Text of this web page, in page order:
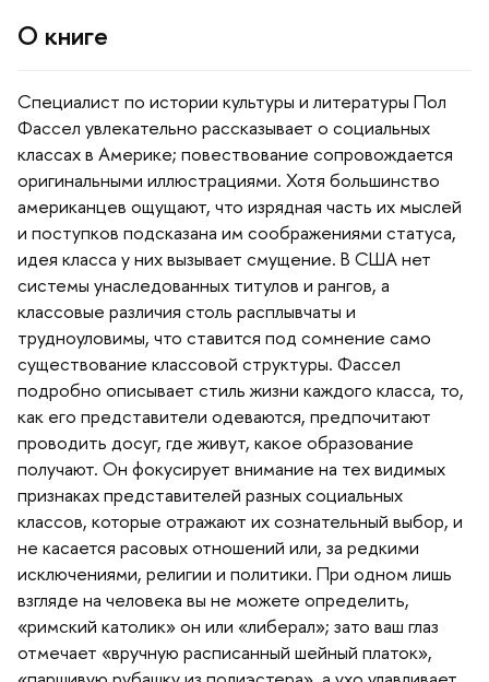
О книге
Специалист по истории культуры и литературы Пол
Фассел увлекательно рассказывает о социальных
классах в Америке; повествование сопровождается
оригинальными иллюстрациями. Хотя большинство
американцев ощущают, что изрядная часть их мыслей
и поступков подсказана им соображениями статуса,
идея класса у них вызывает смущение. В США нет
системы унаследованных титулов и рангов, а
классовые различия столь расплывчаты и
трудноуловимы, что ставится под сомнение само
существование классовой структуры. Фассел
подробно описывает стиль жизни каждого класса, то,
как его представители одеваются, предпочитают
проводить досуг, где живут, какое образование
получают. Он фокусирует внимание на тех видимых
признаках представителей разных социальных
классов, которые отражают их сознательный выбор, и
не касается расовых отношений или, за редкими
исключениями, религии и политики. При одном лишь
згляде на человека вы не можете определить,
«римский католик» он или «либерал»; зато ваш глаз
отмечает «вручную расписанный шейный платок»,